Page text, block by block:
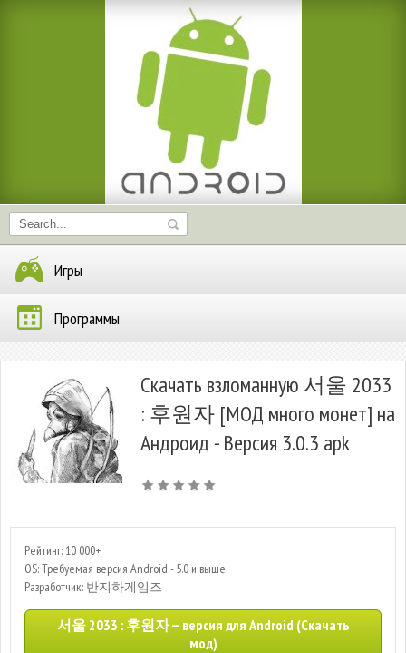
Игры
Программы
Скачать взломанную 서울 2033
: 후원자 [МОД много монет] на
Андроид - Версия 3.0.3 apk
Рейтинг: 10 000+
OS: Требуемая версия Android - 5.0 и выше
Разработчик: 반지하게임즈
서울 2033 : 후원자 — версия для Android (Скачать
мод)